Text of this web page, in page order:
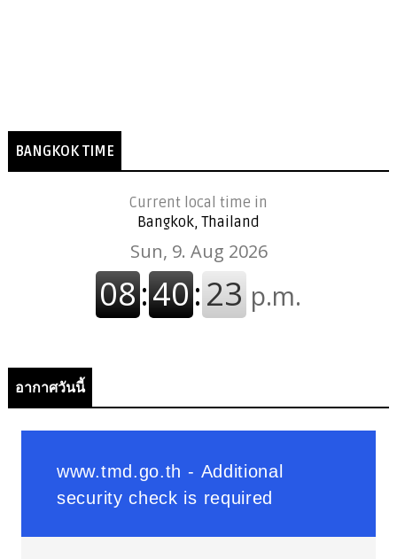
BANGKOK TIME
Current local time in
Bangkok, Thailand
อากาศวันนี้